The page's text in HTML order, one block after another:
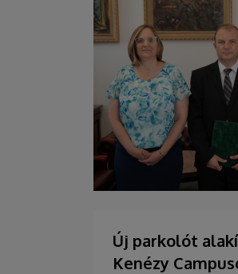
Új parkolót
Kenézy